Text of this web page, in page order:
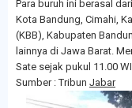
Para buruh ini berasal
Kota Bandung, Cimahi,
(KBB), Kabupaten
lainnya di Jawa Barat.
Sate sejak pukul 11.00
Sumber : Tribun Jabar